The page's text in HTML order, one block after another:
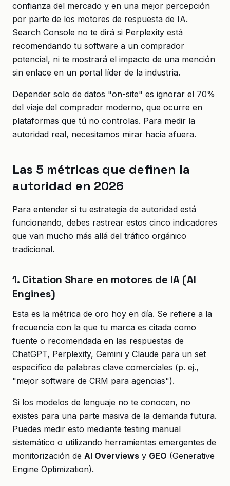
confianza del mercado y en una mejor percepción
por parte de los motores de respuesta de IA.
Search Console no te dirá si Perplexity está
recomendando tu software a un comprador
potencial, ni te mostrará el impacto de una mención
sin enlace en un portal líder de la industria.
Depender solo de datos "on-site" es ignorar el 70%
del viaje del comprador moderno, que ocurre en
plataformas que tú no controlas. Para medir la
autoridad real, necesitamos mirar hacia afuera.
Las 5 métricas que definen la
autoridad en 2026
Para entender si tu estrategia de autoridad está
funcionando, debes rastrear estos cinco indicadores
que van mucho más allá del tráfico orgánico
tradicional.
1. Citation Share en motores de IA (AI
Engines)
Esta es la métrica de oro hoy en día. Se refiere a la
frecuencia con la que tu marca es citada como
fuente o recomendada en las respuestas de
ChatGPT, Perplexity, Gemini y Claude para un set
específico de palabras clave comerciales (p. ej.,
"mejor software de CRM para agencias").
Si los modelos de lenguaje no te conocen, no
existes para una parte masiva de la demanda futura.
Puedes medir esto mediante testing manual
sistemático o utilizando herramientas emergentes de
monitorización de AI Overviews y GEO (Generative
Engine Optimization).